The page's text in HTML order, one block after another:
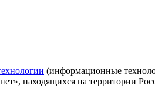
(информационные
находящихся на территории